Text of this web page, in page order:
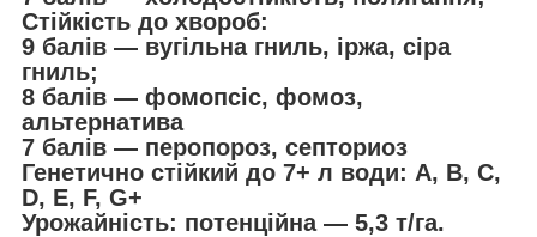
Стійкість до хвороб:
9 балів — вугільна гниль, іржа, сіра
гниль;
8 балів — фомопсіс, фомоз,
альтернатива
7 балів — перопороз, септориоз
Генетично стійкий до 7+ л води: А, B, C,
D, Е, F, G+
Урожайність: потенційна — 5,3 т/га.